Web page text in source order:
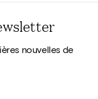
nouvelles de